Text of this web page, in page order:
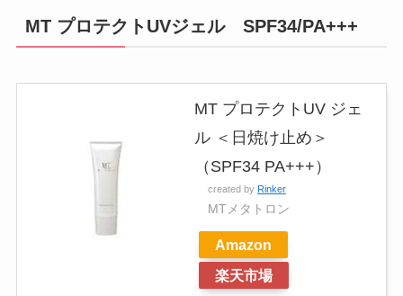
MT プロテクトUVジェル SPF34/PA+++
MT プロテクトUV ジェ
ル ＜日焼け止め＞
（SPF34 PA+++）
created by Rinker
MTメタトロン
Amazon
楽天市場